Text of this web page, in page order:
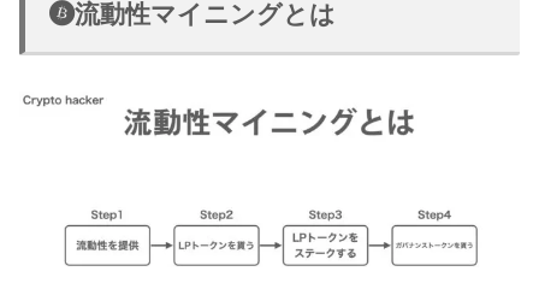
流動性マイニングとは